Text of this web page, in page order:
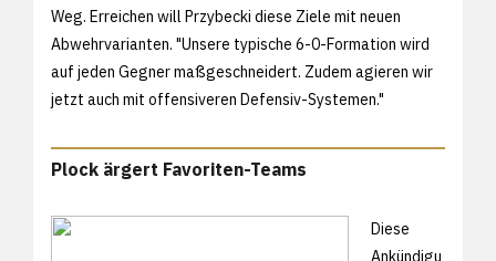
Weg. Erreichen will Przybecki diese Ziele mit neuen
Abwehrvarianten. "Unsere typische 6-0-Formation wird
auf jeden Gegner maßgeschneidert. Zudem agieren wir
jetzt auch mit offensiveren Defensiv-Systemen."
Plock ärgert Favoriten-Teams
Diese
Ankündigu